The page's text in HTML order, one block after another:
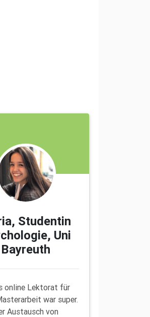
Studentin
Uni
Bayreuth
online Lektorat für
war super.
Austausch von